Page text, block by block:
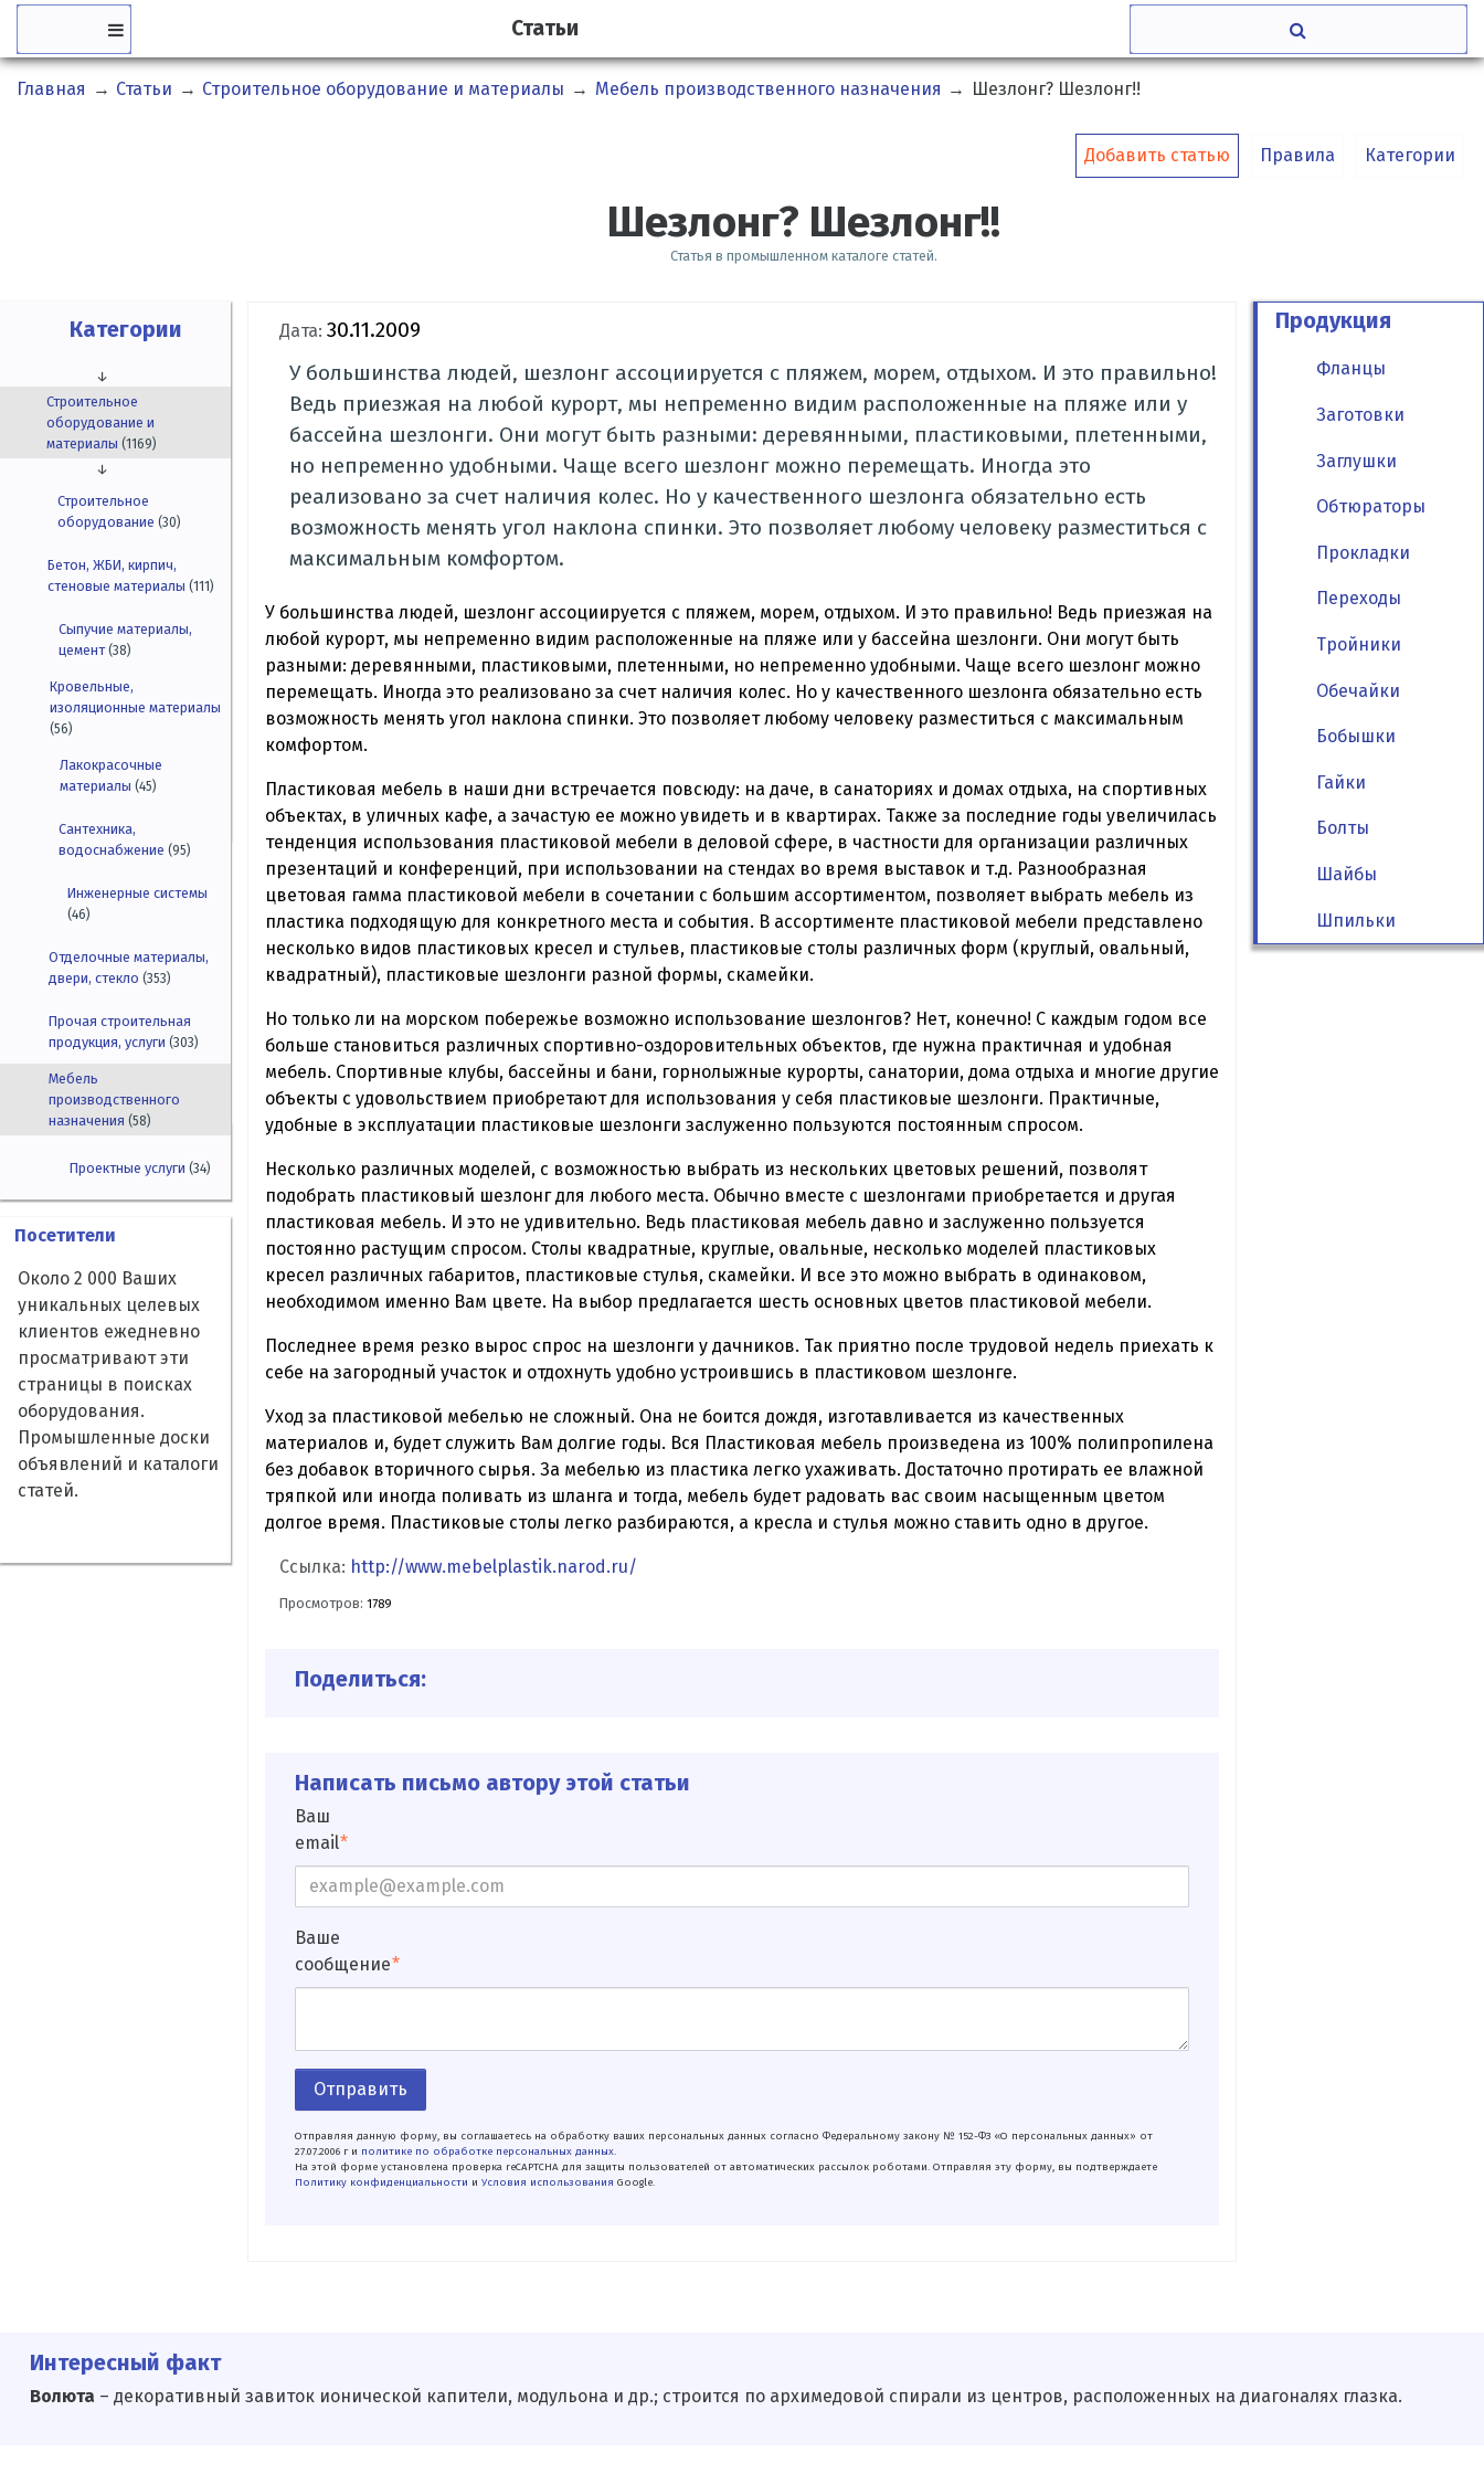
Статьи
Главная → Статьи → Строительное оборудование и материалы → Мебель производственного назначения → Шезлонг? Шезлонг!!
Добавить статью Правила Категории
Шезлонг? Шезлонг!!
Статья в промышленном каталоге статей.
Категории
↓
Строительное
оборудование и
материалы (1169)
↓
Строительное
оборудование(30)
Бетон, ЖБИ, кирпич,
стеновые материалы(111)
Сыпучие материалы,
цемент(38)
Кровельные,
изоляционные материалы
(56)
Лакокрасочные
материалы(45)
Сантехника,
водоснабжение (95)
Инженерные системы
(46)
Отделочные материалы,
двери, стекло(353)
Прочая строительная
продукция, услуги (303)
Мебель
производственного
назначения (58)
Проектные услуги(34)
Посетители
Около 2 000 Ваших
уникальных целевых
клиентов ежедневно
просматривают эти
страницы в поисках
оборудования.
Промышленные доски
объявлений и каталоги
статей.
Дата: 30.11.2009
У большинства людей, шезлонг ассоциируется с пляжем, морем, отдыхом. И это правильно!
Ведь приезжая на любой курорт, мы непременно видим расположенные на пляже или у
бассейна шезлонги. Они могут быть разными: деревянными, пластиковыми, плетенными,
но непременно удобными. Чаще всего шезлонг можно перемещать. Иногда это
реализовано за счет наличия колес. Но у качественного шезлонга обязательно есть
возможность менять угол наклона спинки. Это позволяет любому человеку разместиться с
максимальным комфортом.
У большинства людей, шезлонг ассоциируется с пляжем, морем, отдыхом. И это правильно! Ведь приезжая на
любой курорт, мы непременно видим расположенные на пляже или у бассейна шезлонги. Они могут быть
разными: деревянными, пластиковыми, плетенными, но непременно удобными. Чаще всего шезлонг можно
перемещать. Иногда это реализовано за счет наличия колес. Но у качественного шезлонга обязательно есть
возможность менять угол наклона спинки. Это позволяет любому человеку разместиться с максимальным
комфортом.
Пластиковая мебель в наши дни встречается повсюду: на даче, в санаториях и домах отдыха, на спортивных
объектах, в уличных кафе, а зачастую ее можно увидеть и в квартирах. Также за последние годы увеличилась
тенденция использования пластиковой мебели в деловой сфере, в частности для организации различных
презентаций и конференций, при использовании на стендах во время выставок и т.д. Разнообразная
цветовая гамма пластиковой мебели в сочетании с большим ассортиментом, позволяет выбрать мебель из
пластика подходящую для конкретного места и события. В ассортименте пластиковой мебели представлено
несколько видов пластиковых кресел и стульев, пластиковые столы различных форм (круглый, овальный,
квадратный), пластиковые шезлонги разной формы, скамейки.
Но только ли на морском побережье возможно использование шезлонгов? Нет, конечно! С каждым годом все
больше становиться различных спортивно-оздоровительных объектов, где нужна практичная и удобная
мебель. Спортивные клубы, бассейны и бани, горнолыжные курорты, санатории, дома отдыха и многие другие
объекты с удовольствием приобретают для использования у себя пластиковые шезлонги. Практичные,
удобные в эксплуатации пластиковые шезлонги заслуженно пользуются постоянным спросом.
Несколько различных моделей, с возможностью выбрать из нескольких цветовых решений, позволят
подобрать пластиковый шезлонг для любого места. Обычно вместе с шезлонгами приобретается и другая
пластиковая мебель. И это не удивительно. Ведь пластиковая мебель давно и заслуженно пользуется
постоянно растущим спросом. Столы квадратные, круглые, овальные, несколько моделей пластиковых
кресел различных габаритов, пластиковые стулья, скамейки. И все это можно выбрать в одинаковом,
необходимом именно Вам цвете. На выбор предлагается шесть основных цветов пластиковой мебели.
Последнее время резко вырос спрос на шезлонги у дачников. Так приятно после трудовой недель приехать к
себе на загородный участок и отдохнуть удобно устроившись в пластиковом шезлонге.
Уход за пластиковой мебелью не сложный. Она не боится дождя, изготавливается из качественных
материалов и, будет служить Вам долгие годы. Вся Пластиковая мебель произведена из 100% полипропилена
без добавок вторичного сырья. За мебелью из пластика легко ухаживать. Достаточно протирать ее влажной
тряпкой или иногда поливать из шланга и тогда, мебель будет радовать вас своим насыщенным цветом
долгое время. Пластиковые столы легко разбираются, а кресла и стулья можно ставить одно в другое.
Ссылка: http://www.mebelplastik.narod.ru/
Просмотров:1789
Поделиться:
Написать письмо автору этой статьи
Ваш
email
Ваше
сообщение
Отправить
Отправляя данную форму, вы соглашаетесь на обработку ваших персональных данных согласно Федеральному закону № 152-ФЗ «О персональных данных» от
27.07.2006 г и политике по обработке персональных данных.
На этой форме установлена проверка reCAPTCHA для защиты пользователей от автоматических рассылок роботами. Отправляя эту форму, вы подтверждаете
Политику конфиденциальности и Условия использования Google.
Продукция
Фланцы
Заготовки
Заглушки
Обтюраторы
Прокладки
Переходы
Тройники
Обечайки
Бобышки
Гайки
Болты
Шайбы
Шпильки
Интересный факт
Волюта – декоративный завиток ионической капители, модульона и др.; строится по архимедовой спирали из центров, расположенных на диагоналях глазка.